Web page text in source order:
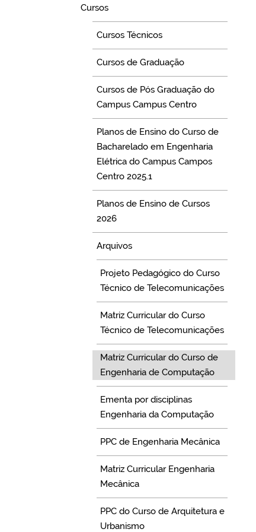
Cursos
Cursos Técnicos
Cursos de Graduação
Cursos de Pós Graduação do
Campus Campus Centro
Planos de Ensino do Curso de
Bacharelado em Engenharia
Elétrica do Campus Campos
Centro 2025.1
Planos de Ensino de Cursos
2026
Arquivos
Projeto Pedagógico do Curso
Técnico de Telecomunicações
Matriz Curricular do Curso
Técnico de Telecomunicações
Matriz Curricular do Curso de
Engenharia de Computação
Ementa por disciplinas
Engenharia da Computação
PPC de Engenharia Mecânica
Matriz Curricular Engenharia
Mecânica
PPC do Curso de Arquitetura e
Urbanismo